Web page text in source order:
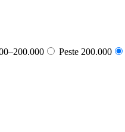
Peste 200.000